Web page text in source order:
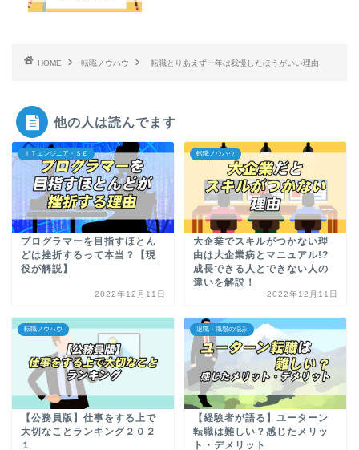
HOME 転職ノウハウ 転職とりあえず一年は我慢したほうがいい理由
他の人は読んでます
ＩＴエンジニア・ＳＥ
プログラマーを目指すほとん
どは挫折するって本当？【現
役が解説】
2022年12月11日
転職ノウハウ
大企業でスキルがつかない理
由は大企業病とマニュアル!?
成長できる人とできない人の
違いを解説！
2022年12月11日
転職ノウハウ
【公務員版】仕事をする上で
大切なことランキング２０２
１
退職・職場の悩み
【経験者が語る】ユーターン
転職は難しい？感じたメリッ
ト・デメリット